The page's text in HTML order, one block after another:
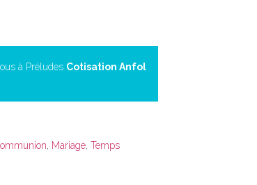
à Préludes Cotisation Anfol
Mariage Temps